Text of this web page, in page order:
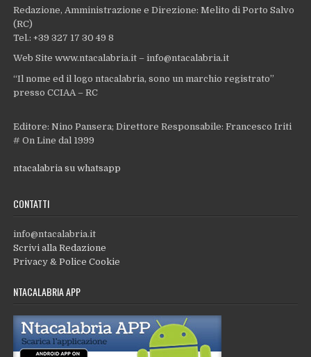
Redazione, Amministrazione e Direzione: Melito di Porto Salvo
(RC)
Tel.: +39 327 17 30 49 8
Web Site www.ntacalabria.it – info@ntacalabria.it
“Il nome ed il logo ntacalabria, sono un marchio registrato”
presso CCIAA – RC
Editore: Nino Pansera; Direttore Responsabile: Francesco Iriti
# On Line dal 1999
ntacalabria su whatsapp
CONTATTI
info@ntacalabria.it
Scrivi alla Redazione
Privacy & Police Cookie
NTACALABRIA APP